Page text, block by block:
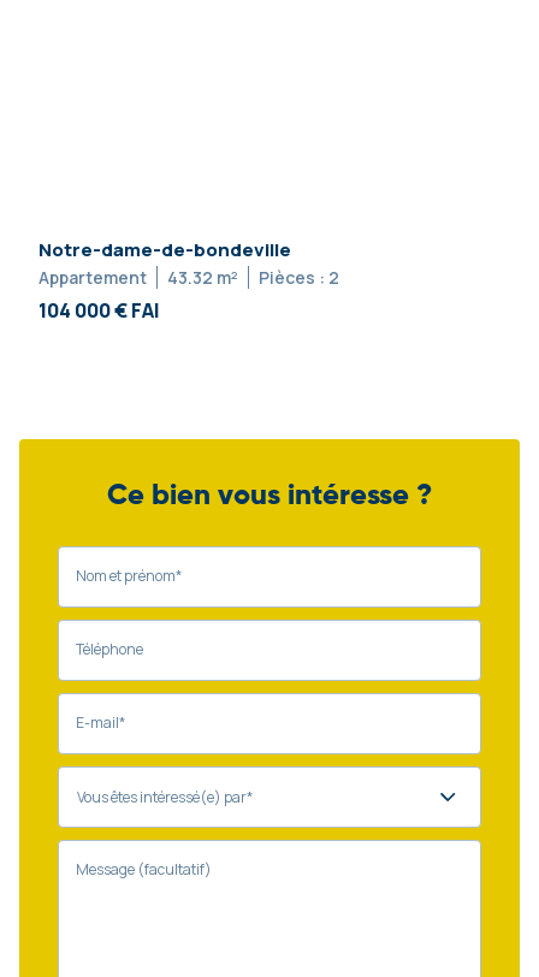
Notre-dame-de-bondeville
Appartement 43.32 m² Pièces : 2
104 000 € FAI
Ce bien vous intéresse ?
Nom et prénom*
Téléphone
E-mail*
Message (facultatif)